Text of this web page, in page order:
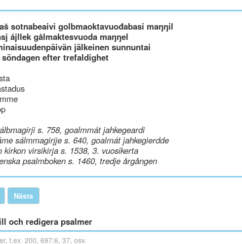
sotnabeaivi golbmaoktavuođabasi maŋŋil
ájllek gålmaktesvuoda maŋŋel
jälkeinen sunnuntai
efter trefaldighet
s. 758, goalmmát jahkegeardi
sálmmagirjje s. 640, goalmát jahkegierdde
kirkon virsikirja s. 1538, 3. vuosikerta
psalmboken s. 1460, tredje årgången
Nästa
och redigera psalmer